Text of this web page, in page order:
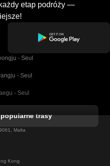
etap podróży —
- Seul
- Seul
- Seul
- Galway
- Neapol
trasy
Malta
Kong